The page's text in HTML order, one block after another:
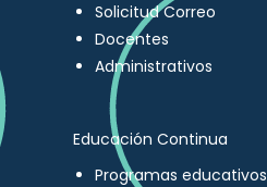
Solicitud Correo
Docentes
Administrativos
Educación Continua
Programas educativos